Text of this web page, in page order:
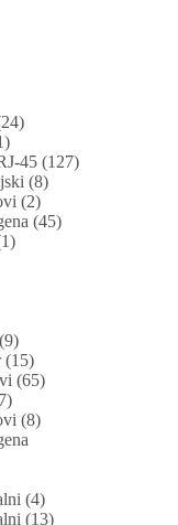
45 (127)
(8)
(2)
(45)
(15)
(65)
(8)
(4)
(13)